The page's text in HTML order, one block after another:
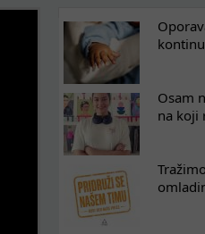
Osam
na koji